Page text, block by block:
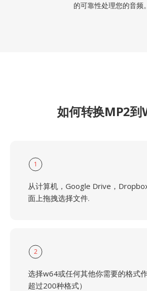
的可靠性处理您的音频。
如何转换MP2到
1
从计算机，Google Drive，
面上拖拽选择文件.
2
选择w64或任何其他你需要的格式
超过200种格式）